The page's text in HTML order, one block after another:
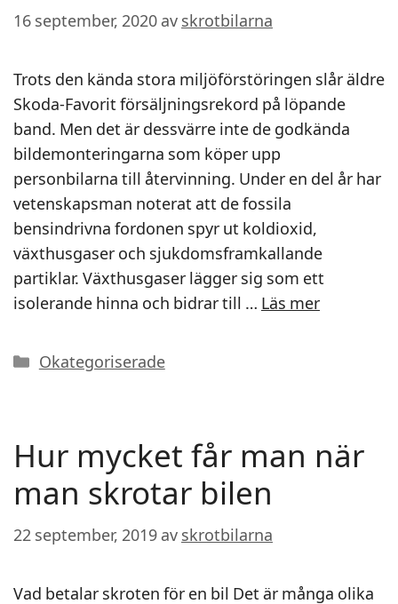
16 september, 2020 av skrotbilarna
Trots den kända stora miljöförstöringen slår äldre
Skoda-Favorit försäljningsrekord på löpande
band. Men det är dessvärre inte de godkända
bildemonteringarna som köper upp
personbilarna till återvinning. Under en del år har
vetenskapsman noterat att de fossila
bensindrivna fordonen spyr ut koldioxid,
växthusgaser och sjukdomsframkallande
partiklar. Växthusgaser lägger sig som ett
isolerande hinna och bidrar till … Läs mer
Kategorier
Okategoriserade
Hur mycket får man när
man skrotar bilen
22 september, 2019 av skrotbilarna
Vad betalar skroten för en bil Det är många olika